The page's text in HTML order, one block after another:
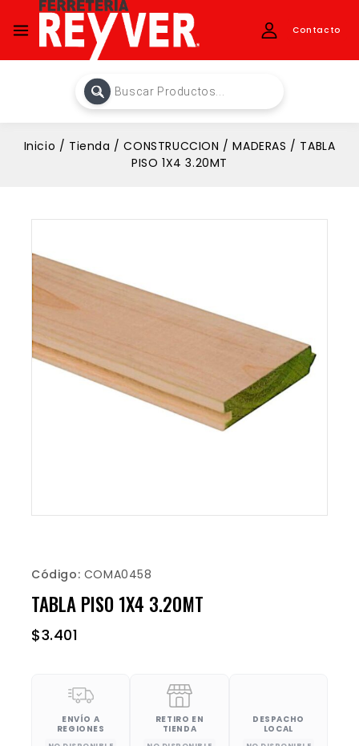
Contacto
Inicio / Tienda / CONSTRUCCION / MADERAS / TABLA
PISO 1X4 3.20MT
Código: COMA0458
TABLA PISO 1X4 3.20MT
$3.401
ENVÍO A
REGIONES
RETIRO EN
TIENDA
DESPACHO
LOCAL